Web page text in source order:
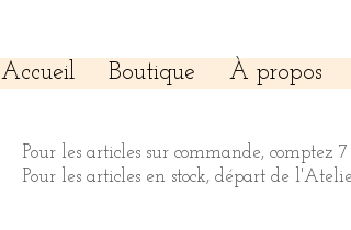
Accueil Boutique À propos
Pour les articles sur commande, comptez
Pour les articles en stock, départ de